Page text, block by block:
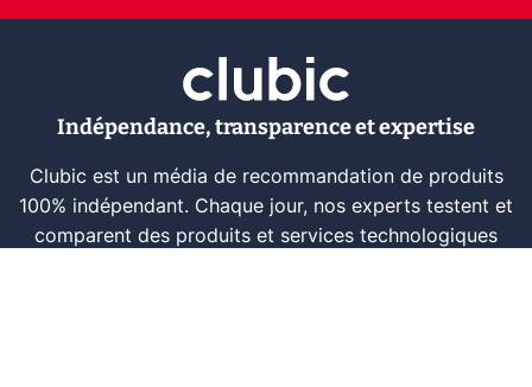
Indépendance, transparence et expertise
Clubic est un média de recommandation de produits
100% indépendant. Chaque jour, nos experts testent et
comparent des produits et services technologiques